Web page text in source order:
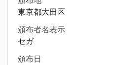
東京都大田区
頒布者名表示
セガ
頒布日